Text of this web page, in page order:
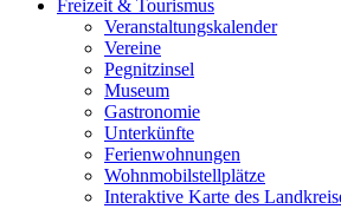
Freizeit & Tourismus
Veranstaltungskalender
Vereine
Pegnitzinsel
Museum
Gastronomie
Unterkünfte
Ferienwohnungen
Wohnmobilstellplätze
Interaktive Karte des